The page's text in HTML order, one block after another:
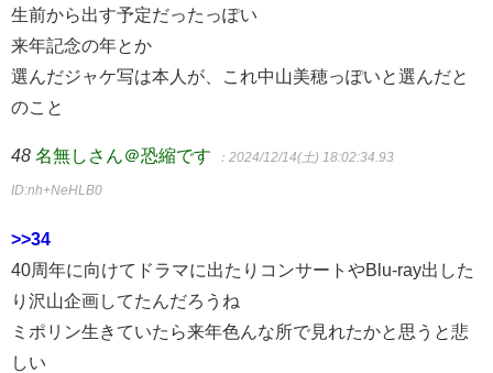
生前から出す予定だったっぽい
来年記念の年とか
選んだジャケ写は本人が、これ中山美穂っぽいと選んだと
のこと
48 名無しさん＠恐縮です ：2024/12/14(土) 18:02:34.93
ID:nh+NeHLB0
>>34
40周年に向けてドラマに出たりコンサートやBlu-ray出した
り沢山企画してたんだろうね
ミポリン生きていたら来年色んな所で見れたかと思うと悲
しい